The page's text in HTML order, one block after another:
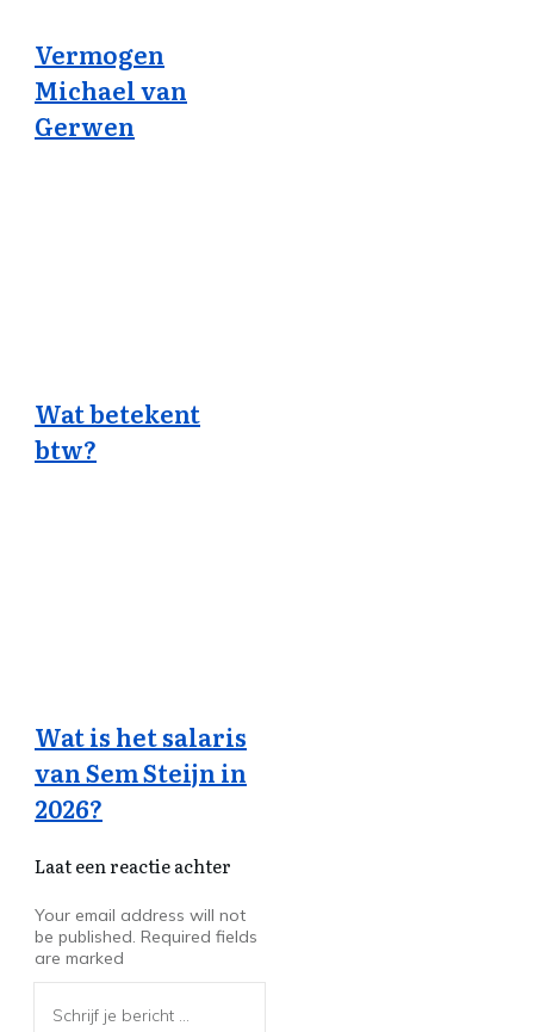
Vermogen
Michael van
Gerwen
Wat betekent
btw?
Wat is het salaris
van Sem Steijn in
2026?
Laat een reactie achter
Your email address will not
be published. Required fields
are marked